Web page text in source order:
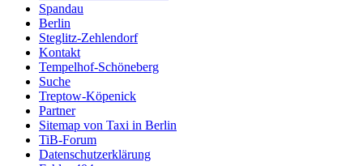
Spandau
Berlin
Steglitz-Zehlendorf
Kontakt
Tempelhof-Schöneberg
Suche
Treptow-Köpenick
Partner
Sitemap von Taxi in Berlin
TiB-Forum
Datenschutzerklärung